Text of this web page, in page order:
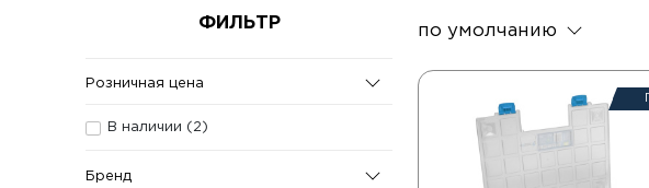
ФИЛЬТР
Розничная цена
В наличии ( 2 )
Бренд
по умолчанию